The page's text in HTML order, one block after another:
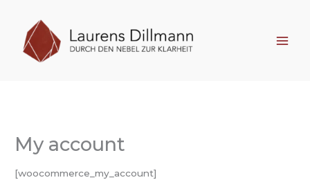
springen
My account
[woocommerce_my_account]